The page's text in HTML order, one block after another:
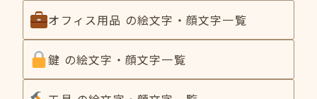
オフィス用品 の絵文字・顔文字一覧
鍵 の絵文字・顔文字一覧